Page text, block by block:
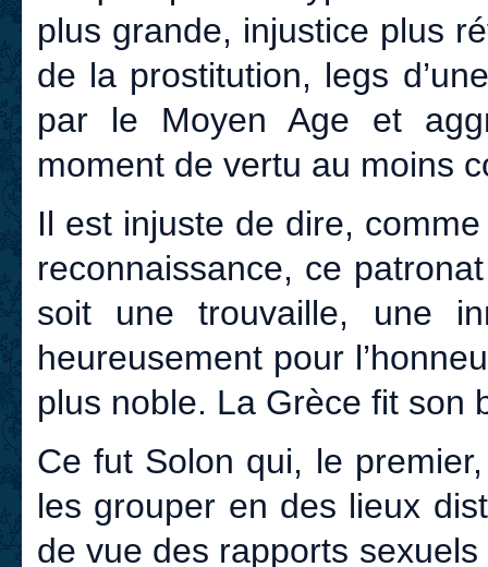
plus grande, injustice plus
de la prostitution, legs
par le Moyen Age et
moment de vertu au moins
Il est injuste de dire,
reconnaissance, ce
soit une trouvaille, une
heureusement pour
plus noble. La Grèce fit son
Ce fut Solon qui, le
les grouper en des lieux
de vue des rapports